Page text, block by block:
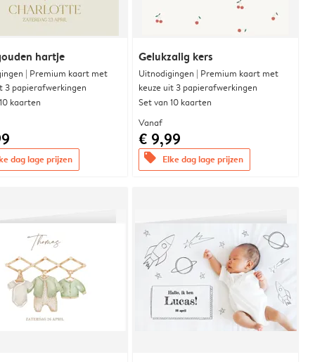
hartje
| Premium kaart met
3 papierafwerkingen
kaarten
dag lage prijzen
Gelukzalig kers
Uitnodigingen | Premium kaart met
keuze uit 3 papierafwerkingen
Set van 10 kaarten
Vanaf
€ 9,99
offers Elke dag lage prijzen